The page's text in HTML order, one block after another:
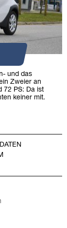
und das
Zweier an
72 PS: Da ist
keiner mit.